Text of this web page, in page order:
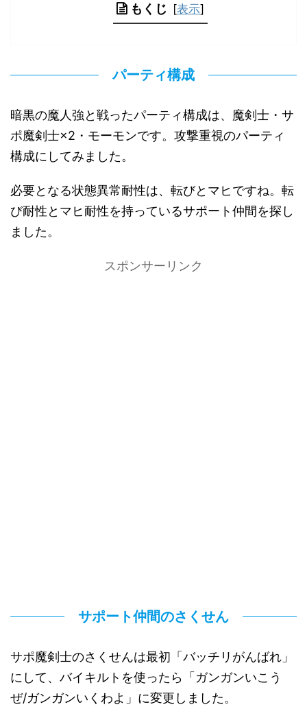
もくじ [表示]
パーティ構成
暗黒の魔人強と戦ったパーティ構成は、魔剣士・サ
ポ魔剣士×2・モーモンです。攻撃重視のパーティ
構成にしてみました。
必要となる状態異常耐性は、転びとマヒですね。転
び耐性とマヒ耐性を持っているサポート仲間を探し
ました。
スポンサーリンク
サポート仲間のさくせん
サポ魔剣士のさくせんは最初「バッチリがんばれ」
にして、バイキルトを使ったら「ガンガンいこう
ぜ/ガンガンいくわよ」に変更しました。